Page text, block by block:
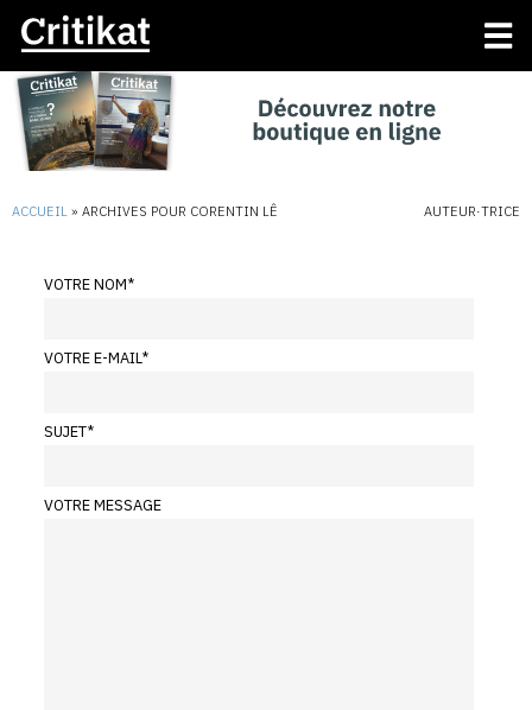
ACCUEIL » ARCHIVES POUR CORENTIN LÊ AUTEUR·TRICE
VOTRE NOM*
VOTRE E-MAIL*
SUJET*
VOTRE MESSAGE